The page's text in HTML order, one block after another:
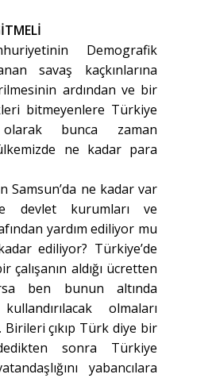
Demografik
savaş kaçkınlarına
ardından ve bir
bitmeyenlere Türkiye
olarak bunca zaman
ne kadar para
Samsun’da ne kadar var
devlet kurumları ve
yardım ediliyor mu
ediliyor? Türkiye’de
çalışanın aldığı ücretten
ben bunun altında
olmaları
Birileri çıkıp Türk diye bir
sonra Türkiye
yabancılara